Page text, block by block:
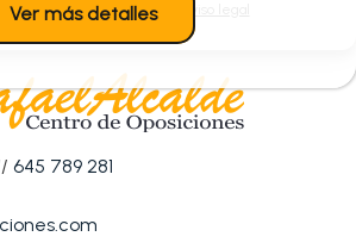
Política de privacidad
645 789 281
Ver más detalles